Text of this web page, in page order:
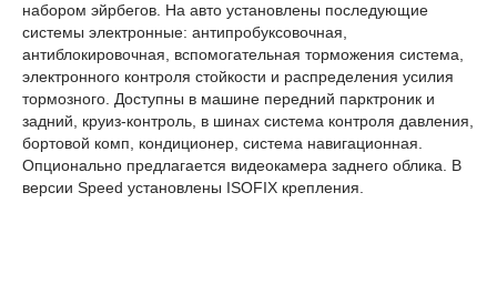
набором эйрбегов. На авто установлены последующие
системы электронные: антипробуксовочная,
антиблокировочная, вспомогательная торможения система,
электронного контроля стойкости и распределения усилия
тормозного. Доступны в машине передний парктроник и
задний, круиз-контроль, в шинах система контроля давления,
бортовой комп, кондиционер, система навигационная.
Опционально предлагается видеокамера заднего облика. В
версии Speed установлены ISOFIX крепления.